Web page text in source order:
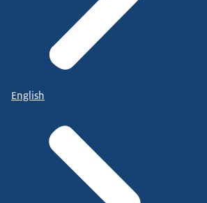
English